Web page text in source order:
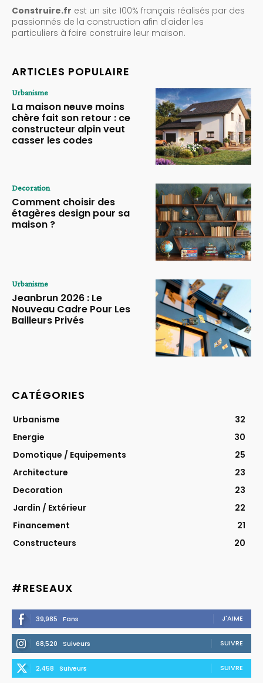
Construire.fr est un site 100% français réalisés par des
passionnés de la construction afin d'aider les
particuliers à faire construire leur maison.
ARTICLES POPULAIRE
Urbanisme
La maison neuve moins
chère fait son retour : ce
constructeur alpin veut
casser les codes
Decoration
Comment choisir des
étagères design pour sa
maison ?
Urbanisme
Jeanbrun 2026 : Le
Nouveau Cadre Pour Les
Bailleurs Privés
CATÉGORIES
Urbanisme
32
Energie
30
Domotique / Equipements
25
Architecture
23
Decoration
23
Jardin / Extérieur
22
Financement
21
Constructeurs
20
#RESEAUX
39,985 Fans J'AIME
68,520 Suiveurs SUIVRE
2,458 Suiveurs SUIVRE